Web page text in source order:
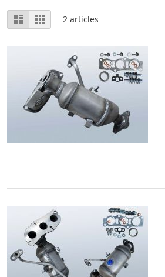
Afficher
en
Liste Grille2 articles